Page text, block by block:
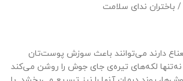
ندای سلامت
دارند می‌توانند باعث سوزش پوست‌تان
نه‌تنها لکه‌های تیره‌ی جای جوش را روشن می‌کند